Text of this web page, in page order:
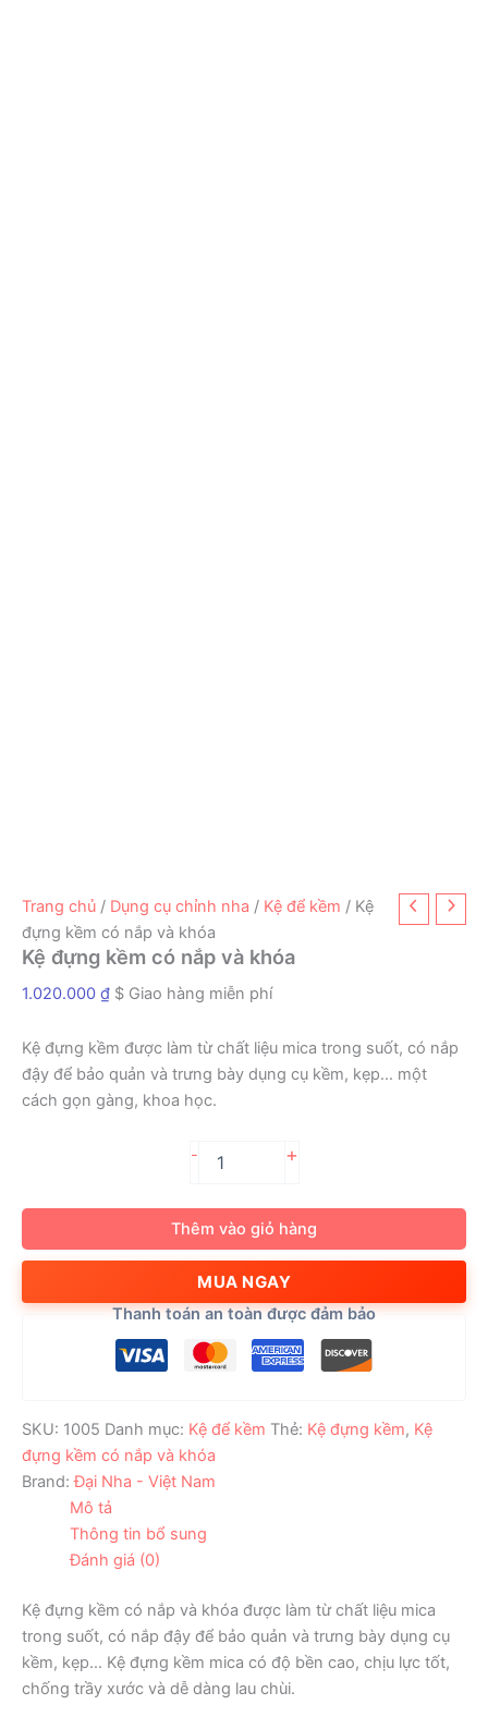
Trang chủ / Dụng cụ chỉnh nha / Kệ để kềm / Kệ
đựng kềm có nắp và khóa
Kệ đựng kềm có nắp và khóa
1.020.000 ₫ $ Giao hàng miễn phí
Kệ đựng kềm được làm từ chất liệu mica trong suốt, có nắp
đậy để bảo quản và trưng bày dụng cụ kềm, kẹp… một
cách gọn gàng, khoa học.
-
nắp
và
khóa
số
lượng
+
Thêm vào giỏ hàng
MUA NGAY
Thanh toán an toàn được đảm bảo
SKU: 1005 Danh mục: Kệ để kềm Thẻ: Kệ đựng kềm, Kệ
đựng kềm có nắp và khóa
Brand: Đại Nha - Việt Nam
Mô tả
Thông tin bổ sung
Đánh giá (0)
Kệ đựng kềm có nắp và khóa được làm từ chất liệu mica
trong suốt, có nắp đậy để bảo quản và trưng bày dụng cụ
kềm, kẹp… Kệ đựng kềm mica có độ bền cao, chịu lực tốt,
chống trầy xước và dễ dàng lau chùi.